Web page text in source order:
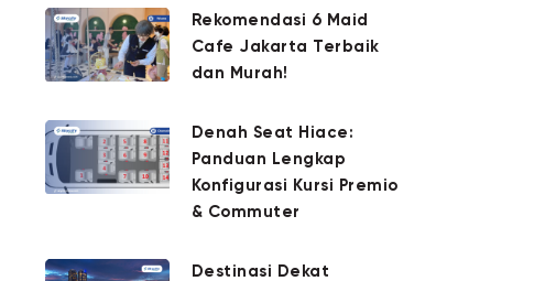
Rekomendasi 6 Maid
Cafe Jakarta Terbaik
dan Murah!
Denah Seat Hiace:
Panduan Lengkap
Konfigurasi Kursi Premio
& Commuter
Destinasi Dekat